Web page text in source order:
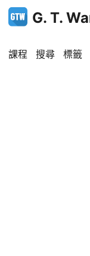
G. T.
課程 搜尋 標籤